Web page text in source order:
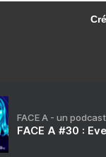
FACE A - un
FACE A #30 :